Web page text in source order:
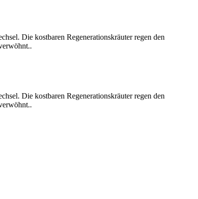
Die kostbaren Regenerationskräuter regen den
Die kostbaren Regenerationskräuter regen den